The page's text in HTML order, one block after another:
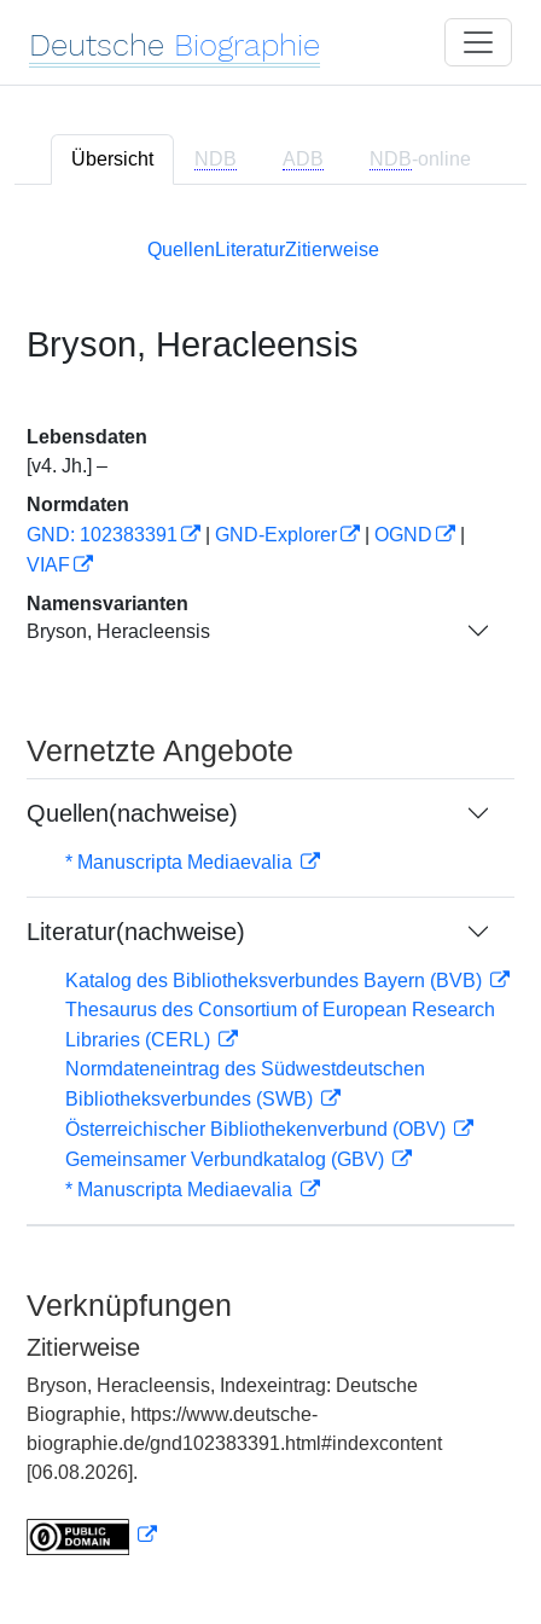
Deutsche Biographie
Übersicht NDB ADB NDB-online
Quellen LiteraturZitierweise
Bryson, Heracleensis
Lebensdaten
[v4. Jh.] –
Normdaten
GND: 102383391
GND-Explorer OGND
VIAF
Namensvarianten
Bryson, Heracleensis
Vernetzte Angebote
Quellen(nachweise)
* Manuscripta Mediaevalia
Literatur(nachweise)
Katalog des Bibliotheksverbundes Bayern (BVB)
Thesaurus des Consortium of European Research
Libraries (CERL)
Normdateneintrag des Südwestdeutschen
Bibliotheksverbundes (SWB)
Österreichischer Bibliothekenverbund (OBV)
Gemeinsamer Verbundkatalog (GBV)
* Manuscripta Mediaevalia
Verknüpfungen
Zitierweise
Bryson, Heracleensis, Indexeintrag: Deutsche
Biographie, https://www.deutsche-
biographie.de/gnd102383391.html#indexcontent
[06.08.2026].